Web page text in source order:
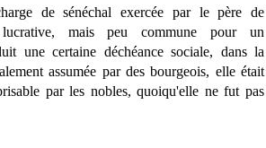
de sénéchal exercée par le père de
mais peu commune pour un
une certaine déchéance sociale, dans la
assumée par des bourgeois, elle était
par les nobles, quoiqu'elle ne fut pas